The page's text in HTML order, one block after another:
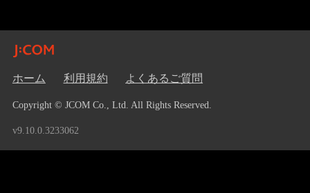
ホーム 利用規約 よくあるご質問
Copyright © JCOM Co., Ltd. All Rights Reserved.
v9.10.0.3233062